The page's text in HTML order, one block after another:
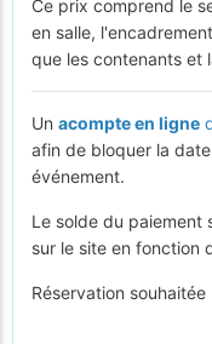
Ce prix comprend le
en salle,
que les contenants et
Un acompte en ligne
afin de bloquer la
événement.
Le solde du paiement
sur le site en fonction
Réservation